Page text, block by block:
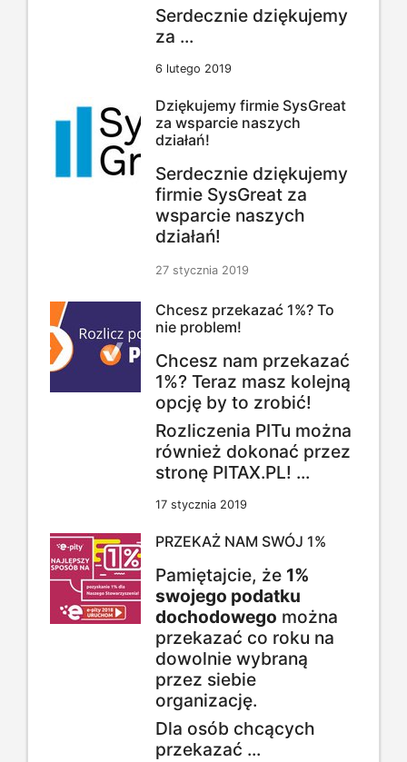
Serdecznie dziękujemy
za ...
6 lutego 2019
Dziękujemy firmie SysGreat
za wsparcie naszych
działań!
Serdecznie dziękujemy
firmie SysGreat za
wsparcie naszych
działań!
27 stycznia 2019
Chcesz przekazać 1%? To
nie problem!
Chcesz nam przekazać
1%? Teraz masz kolejną
opcję by to zrobić!
Rozliczenia PITu można
również dokonać przez
stronę PITAX.PL! ...
17 stycznia 2019
PRZEKAŻ NAM SWÓJ 1%
Pamiętajcie, że 1%
swojego podatku
dochodowego można
przekazać co roku na
dowolnie wybraną
przez siebie
organizację.
Dla osób chcących
przekazać ...